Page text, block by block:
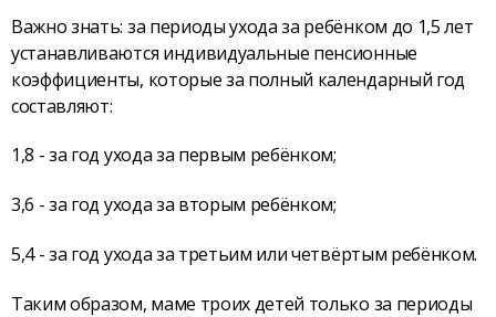
Важно знать: за периоды ухода за ребёнком до 1,5 лет
устанавливаются индивидуальные пенсионные
коэффициенты, которые за полный календарный год
составляют:
1,8 - за год ухода за первым ребёнком;
3,6 - за год ухода за вторым ребёнком;
5,4 - за год ухода за третьим или четвёртым ребёнком.
Таким образом, маме троих детей только за периоды